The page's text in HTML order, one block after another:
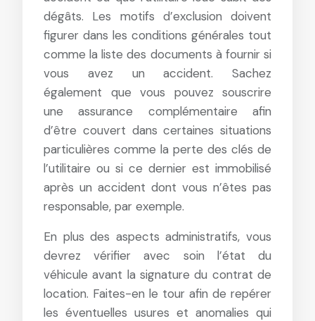
dégâts. Les motifs d’exclusion doivent
figurer dans les conditions générales tout
comme la liste des documents à fournir si
vous avez un accident. Sachez
également que vous pouvez souscrire
une assurance complémentaire afin
d’être couvert dans certaines situations
particulières comme la perte des clés de
l’utilitaire ou si ce dernier est immobilisé
après un accident dont vous n’êtes pas
responsable, par exemple.
En plus des aspects administratifs, vous
devrez vérifier avec soin l’état du
véhicule avant la signature du contrat de
location. Faites-en le tour afin de repérer
les éventuelles usures et anomalies qui